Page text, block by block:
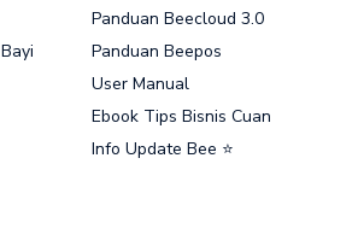
Panduan Beecloud 3.0
Panduan Beepos
User Manual
Ebook Tips Bisnis Cuan
Info Update Bee ⭐